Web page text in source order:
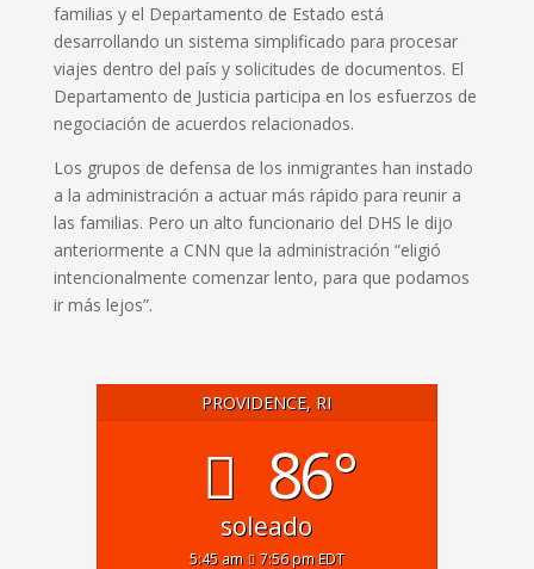
familias y el Departamento de Estado está
desarrollando un sistema simplificado para procesar
viajes dentro del país y solicitudes de documentos. El
Departamento de Justicia participa en los esfuerzos de
negociación de acuerdos relacionados.
Los grupos de defensa de los inmigrantes han instado
a la administración a actuar más rápido para reunir a
las familias. Pero un alto funcionario del DHS le dijo
anteriormente a CNN que la administración “eligió
intencionalmente comenzar lento, para que podamos
ir más lejos”.
PROVIDENCE, RI
86°
soleado
5:45 am 7:56 pm EDT